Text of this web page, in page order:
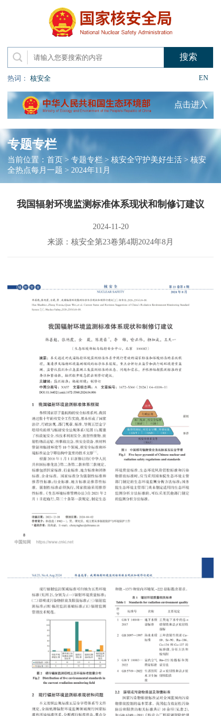
热词： 核安全 EN
点击进入
专题专栏
当前位置： 首页> 专题专栏> 核安全守护美好生活> 核安
全热点每月一题 > 2024年11月
我国辐射环境监测标准体系现状和制修订建议
2024-11-20
来源：核安全第23卷第4期2024年8月